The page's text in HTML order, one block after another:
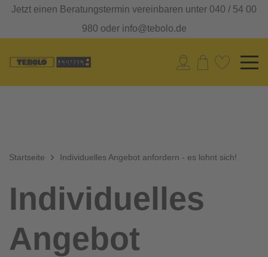
Jetzt einen Beratungstermin vereinbaren unter 040 / 54 00
980 oder info@tebolo.de
Startseite Individuelles Angebot anfordern - es lohnt sich!
Individuelles
Angebot